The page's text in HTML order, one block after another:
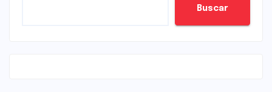
Buscar